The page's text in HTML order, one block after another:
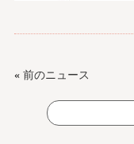
« 前のニュース